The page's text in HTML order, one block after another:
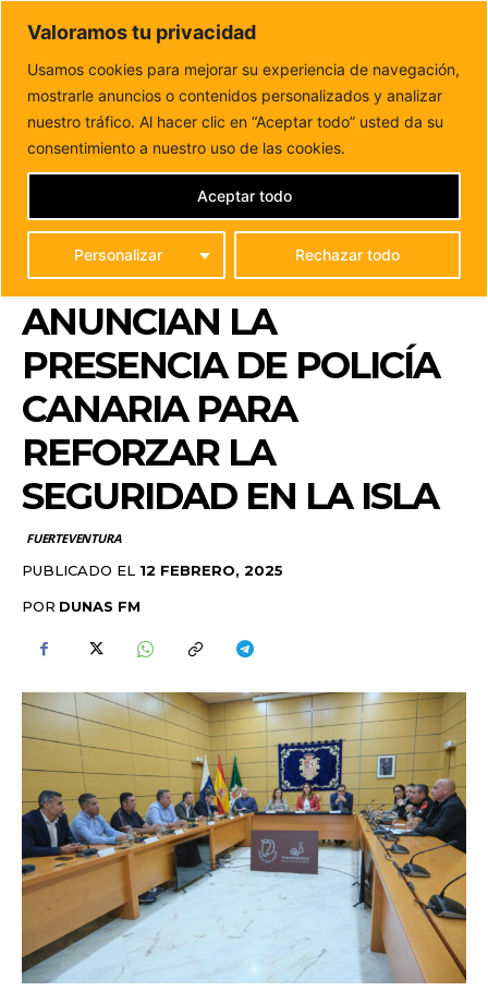
Valoramos tu privacidad
Usamos cookies para mejorar su experiencia de navegación,
mostrarle anuncios o contenidos personalizados y analizar
nuestro tráfico. Al hacer clic en “Aceptar todo” usted da su
consentimiento a nuestro uso de las cookies.
Personalizar Rechazar todo
Aceptar todo
DUNAS FM
Tu informacion de forma cercana
Inicio FUERTEVENTURA
El Cabildo de Fuerteventura y
Gobierno autonómico anuncian la presencia de Policía...
EL CABILDO DE
FUERTEVENTURA Y
GOBIERNO
AUTONÓMICO
ANUNCIAN LA
PRESENCIA DE POLICÍA
CANARIA PARA
REFORZAR LA
SEGURIDAD EN LA ISLA
FUERTEVENTURA
PUBLICADO EL 12 FEBRERO, 2025
POR DUNAS FM